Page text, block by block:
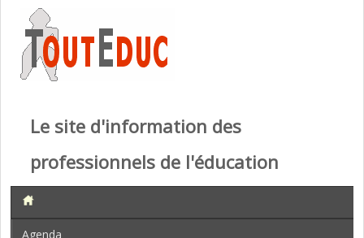
Le site d'information des
professionnels de l'éducation
Agenda